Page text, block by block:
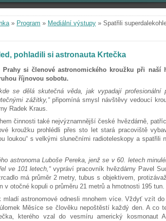
» Program » Mediální výstupy » Spatřili
pohladili si astronauta Krtečka
Prahy si členové astronomického kroužku při naší
říjnovou sobotu.
se dělá skutečná věda, jak vypadají
zážitky,“připomíná smysl návštěvy vedoucí
Radek Kraus.
činnosti také nejvýznamnější české hvězdárně,
kroužku prohlédli přes sto let stará pracoviště
loukou“ s velkými slunečními radioteleskopy a spatřili
astronoma Luboše Pereka, jenž se v 60. letech
ve 101 letech,“vypráví pracovník hvězdárny Pavel
má průměr 2 metry, tubus s objektivem,
v otočné kopuli o průměru 21 metrů a hmotnosti 195 tun.
astronomové odnesli mnohem více. Vždyť vzít do
Měsíce se člověku nepoštěstí každý den. A co
kterého vzal do vesmíru americký kosmonaut